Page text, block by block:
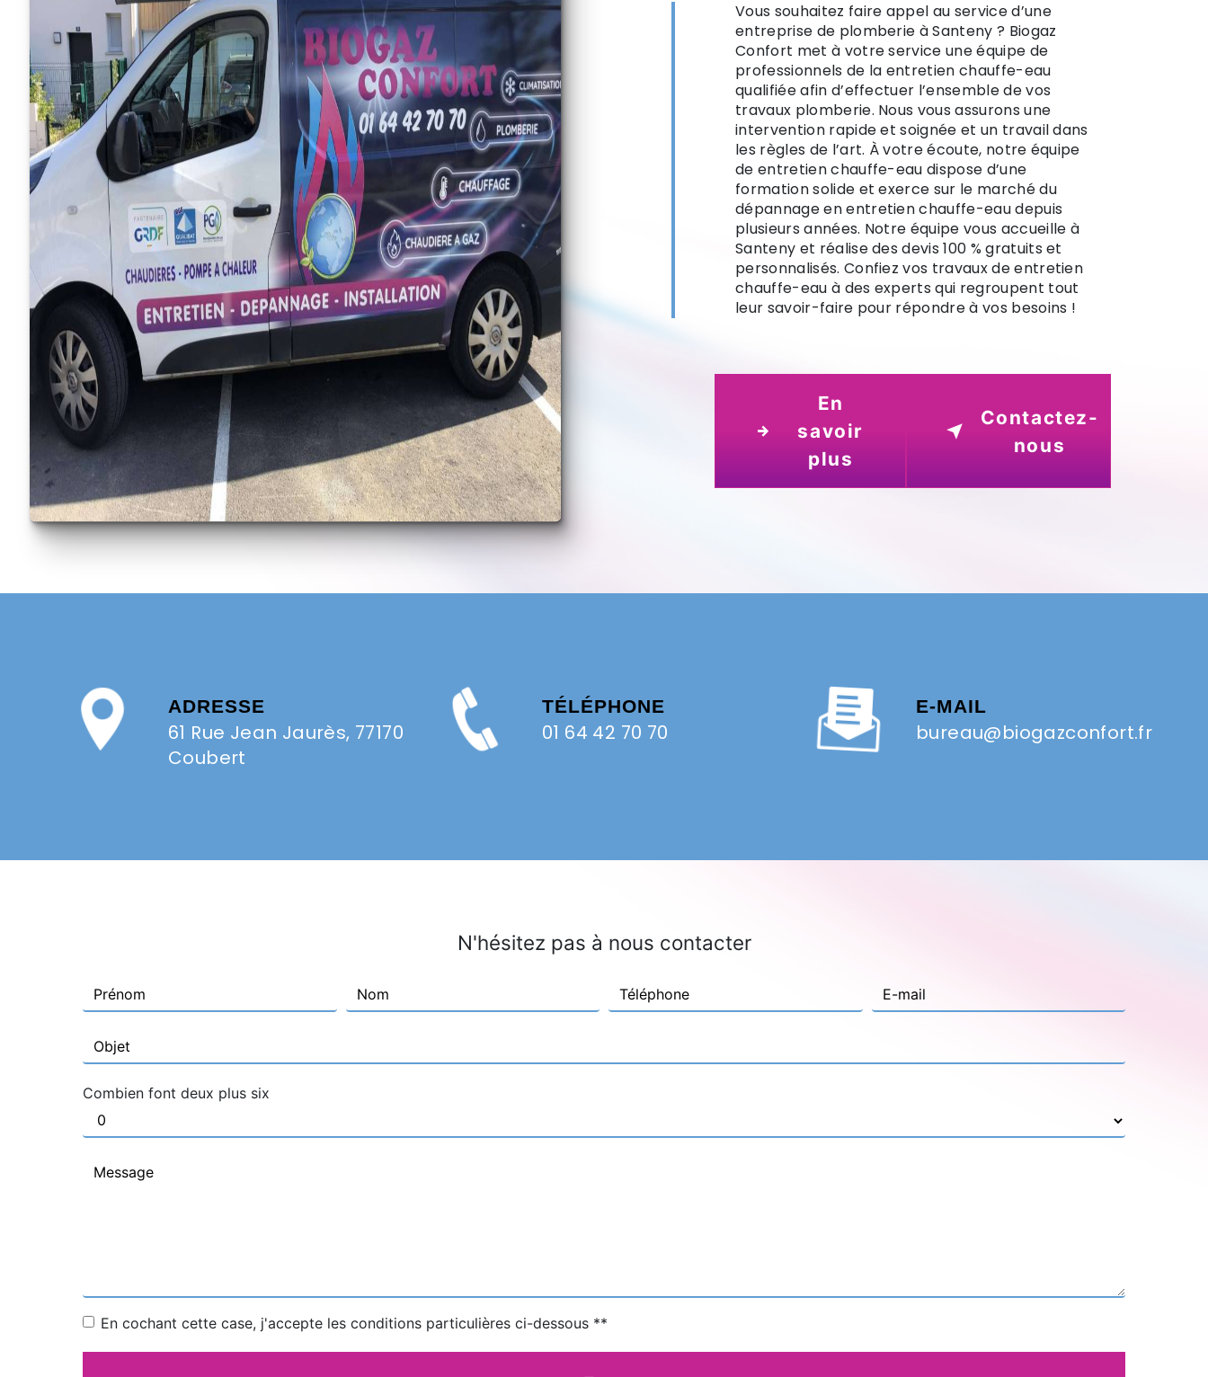
Vous souhaitez faire appel au service d’une
entreprise de plomberie à Santeny ? Biogaz
Confort met à votre service une équipe de
professionnels de la entretien chauffe-eau
qualifiée afin d’effectuer l’ensemble de vos
travaux plomberie. Nous vous assurons une
intervention rapide et soignée et un travail dans
les règles de l’art. À votre écoute, notre équipe
de entretien chauffe-eau dispose d’une
formation solide et exerce sur le marché du
dépannage en entretien chauffe-eau depuis
plusieurs années. Notre équipe vous accueille à
Santeny et réalise des devis 100 % gratuits et
personnalisés. Confiez vos travaux de entretien
chauffe-eau à des experts qui regroupent tout
leur savoir-faire pour répondre à vos besoins !
En
savoir
plus
Contactez-
nous
ADRESSE
61 Rue Jean Jaurès, 77170
Coubert
TÉLÉPHONE
01 64 42 70 70
E-MAIL
bureau@biogazconfort.fr
N'hésitez pas à nous contacter
Combien font deux plus six
En cochant cette case, j'accepte les conditions particulières ci-dessous **